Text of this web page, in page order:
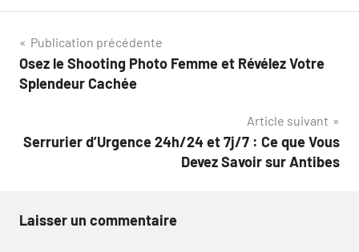
Navigation
de
Publication précédente
Osez le Shooting Photo Femme et Révélez Votre
Splendeur Cachée
Article suivant
Serrurier d’Urgence 24h/24 et 7j/7 : Ce que Vous
Devez Savoir sur Antibes
Laisser un commentaire